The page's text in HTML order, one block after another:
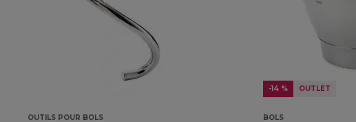
OUTILS POUR BOLS
-14 % OUTLET
BOLS